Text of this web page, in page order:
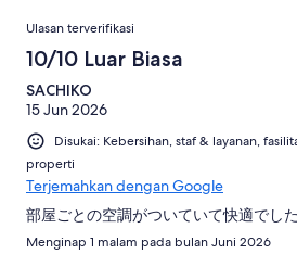
dari
ulasan
Ulasan
Ulasan terverifikasi
10/10 Luar Biasa
SACHIKO
15 Jun 2026
Disukai: Kebersihan, staf & layanan,
properti
Terjemahkan dengan Google
部屋ごとの空調がついていて快適でした
Menginap 1 malam pada bulan Juni 2026